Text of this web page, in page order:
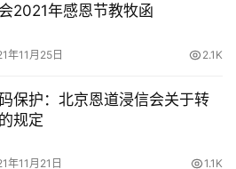
2021年感恩节教牧函
年11月25日 2.1K
保护：北京恩道浸信会关于转
规定
年11月21日 1.1K